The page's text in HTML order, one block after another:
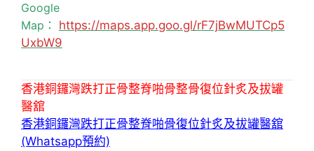
Google
Map： https://maps.app.goo.gl/rF7jBwMUTCp5
UxbW9
香港銅鑼灣跌打正骨整脊啪骨整骨復位針炙及拔罐
醫舘
香港銅鑼灣跌打正骨整脊啪骨復位針炙及拔罐醫舘
(Whatsapp預約)